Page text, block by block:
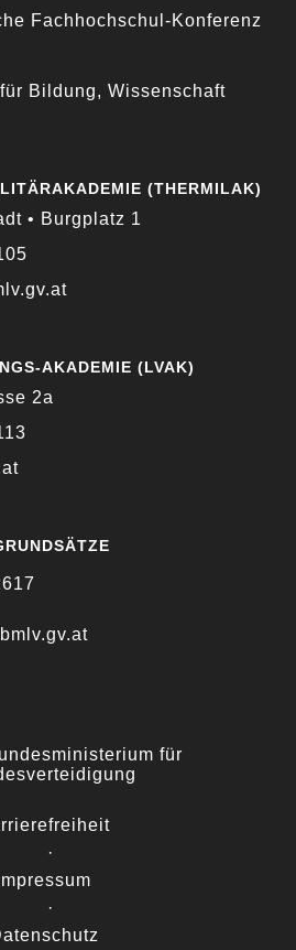
Fachhochschul-Konferenz
Bildung, Wissenschaft
(THERMILAK)
• Burgplatz 1
AKADEMIE (LVAK)
2a
für
·
Impressum
·